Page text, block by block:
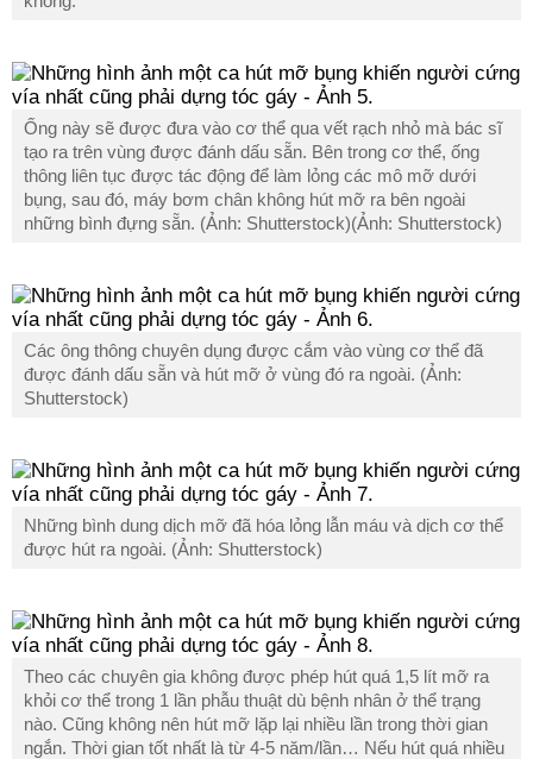
Ống này sẽ được đưa vào cơ thể qua vết rạch nhỏ mà bác sĩ
tạo ra trên vùng được đánh dấu sẵn. Bên trong cơ thể, ống
thông liên tục được tác động để làm lỏng các mô mỡ dưới
bụng, sau đó, máy bơm chân không hút mỡ ra bên ngoài
những bình đựng sẵn. (Ảnh: Shutterstock)(Ảnh: Shutterstock)
Các ông thông chuyên dụng được cắm vào vùng cơ thể đã
được đánh dấu sẵn và hút mỡ ở vùng đó ra ngoài. (Ảnh:
Shutterstock)
Những bình dung dịch mỡ đã hóa lỏng lẫn máu và dịch cơ thể
được hút ra ngoài. (Ảnh: Shutterstock)
Theo các chuyên gia không được phép hút quá 1,5 lít mỡ ra
khỏi cơ thể trong 1 lần phẫu thuật dù bệnh nhân ở thể trạng
nào. Cũng không nên hút mỡ lặp lại nhiều lần trong thời gian
ngắn. Thời gian tốt nhất là từ 4-5 năm/lần… Nếu hút quá nhiều